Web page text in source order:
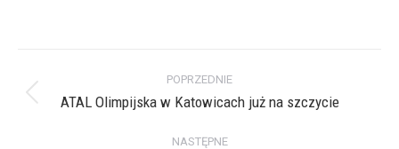
wpisów
POPRZEDNIE
Poprzedni
ATAL Olimpijska w Katowicach już na szczycie
NASTĘPNE